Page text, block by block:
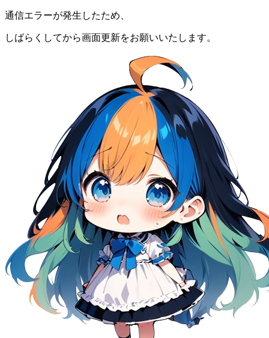
通信エラーが発生したため、
しばらくしてから画面更新をお願いいたします。